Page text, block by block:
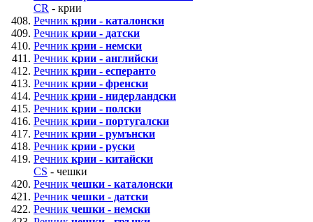
CR - крии
Речник крии - каталонски
Речник крии - датски
Речник крии - немски
Речник крии - английски
Речник крии - есперанто
Речник крии - френски
Речник крии - нидерландски
Речник крии - полски
Речник крии - португалски
Речник крии - румънски
Речник крии - руски
Речник крии - китайски
CS - чешки
Речник чешки - каталонски
Речник чешки - датски
Речник чешки - немски